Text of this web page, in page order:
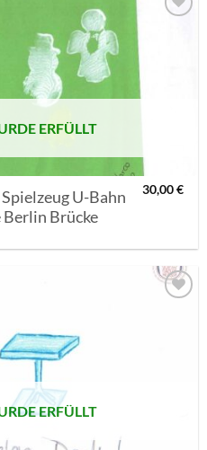
AUF MEINE
MERKLISTE
SETZEN
ERFÜLLT
U-Bahn
Berlin Brücke
30,00€
ERFÜLLT